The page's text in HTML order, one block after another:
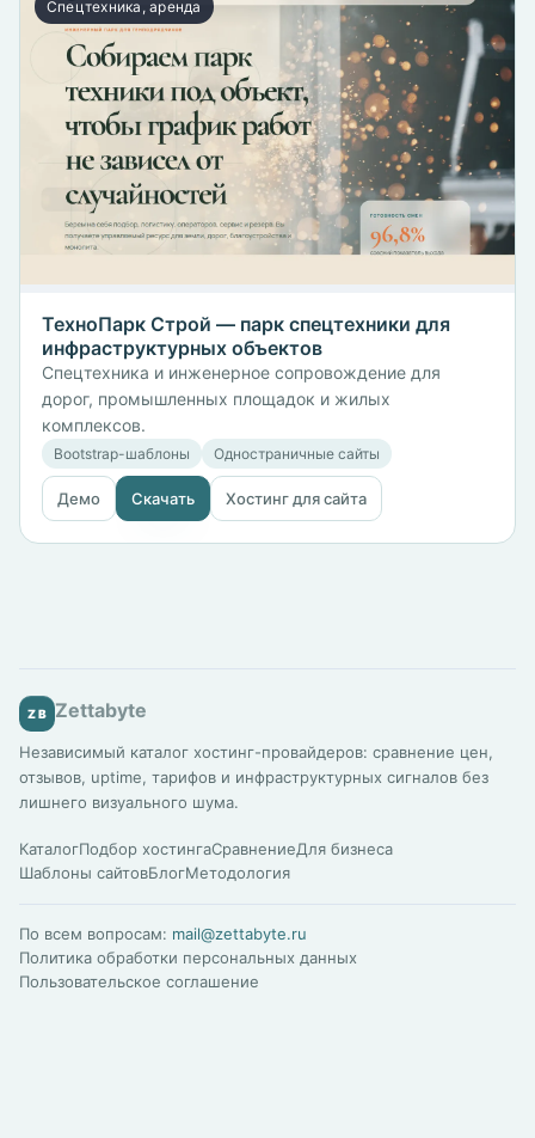
Спецтехника, аренда
ТехноПарк Строй — парк спецтехники для
инфраструктурных объектов
Спецтехника и инженерное сопровождение для
дорог, промышленных площадок и жилых
комплексов.
Bootstrap-шаблоны Одностраничные сайты
Демо Скачать Хостинг для сайта
ZB Zettabyte
Независимый каталог хостинг-провайдеров: сравнение цен,
отзывов, uptime, тарифов и инфраструктурных сигналов без
лишнего визуального шума.
КаталогПодбор хостингаСравнениеДля бизнеса
Шаблоны сайтовБлогМетодология
По всем вопросам: mail@zettabyte.ru
Политика обработки персональных данных
Пользовательское соглашение